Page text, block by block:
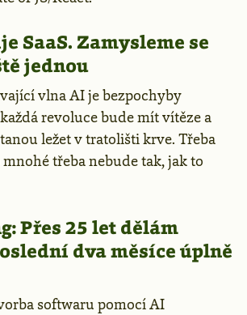
SaaS. Zamysleme se
jednou
vlna AI je bezpochyby
revoluce bude mít vítěze a
ležet v tratolišti krve. Třeba
mnohé třeba nebude tak, jak to
Přes 25 let dělám
dva měsíce úplně
softwaru pomocí AI